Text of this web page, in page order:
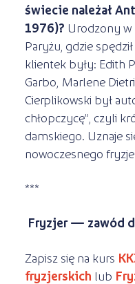
świecie należał
1976)? Urodzony w
Paryżu, gdzie
klientek były: Edith
Garbo, Marlene
Cierplikowski był
chłopczycę”, czyli
damskiego. Uznaje
nowoczesnego
***
Fryzjer — zawód
Zapisz się na kurs
fryzjerskich lub